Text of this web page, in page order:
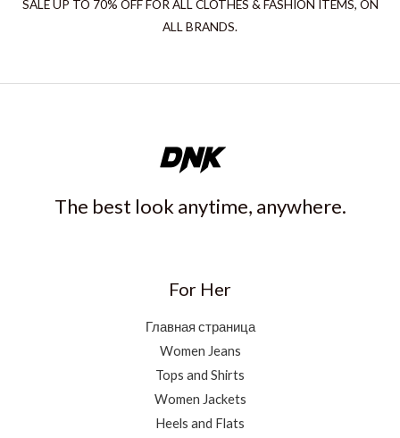
SALE UP TO 70% OFF FOR ALL CLOTHES & FASHION ITEMS, ON
ALL BRANDS.
The best look anytime, anywhere.
For Her
Главная страница
Women Jeans
Tops and Shirts
Women Jackets
Heels and Flats